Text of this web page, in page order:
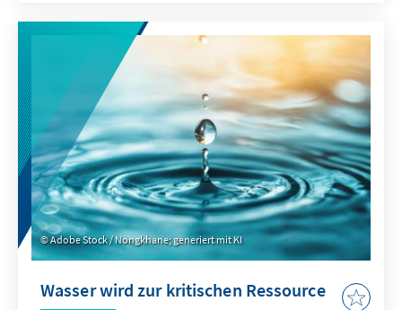
fossile Pläne. Die EU muss ihre interne
Klimazielarchitektur stabilisieren und auch
ohne Unterstützung der USA glaubwürdige
internationale Partnerschaften stärken.
Multilateralismus bleibt zwar handlungsfähig,
erreicht aber nicht das Tempo, das die
Wissenschaft fordert.
Adobe Stock / Nongkhane; generiert mit KI
Wasser wird zur kritischen Ressource